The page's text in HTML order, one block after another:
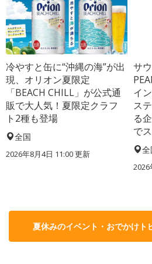
冷やすと缶に“沖縄の海”が出
現、オリオン夏限定
「BEACH CHILL」が公式通
販で大人気！夏限定クラフ
ト2種も登場
全国
2026年8月4日 11:00更新
サ
イ
ス
る
で
全
2026
夏休みのイベント・おでかけト